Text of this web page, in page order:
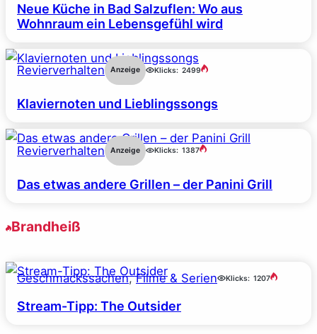
Neue Küche in Bad Salzuflen: Wo aus
Wohnraum ein Lebensgefühl wird
Revierverhalten Anzeige Klicks: 2499
Klaviernoten und Lieblingssongs
Revierverhalten Anzeige Klicks: 1387
Das etwas andere Grillen – der Panini Grill
Brandheiß
Geschmackssachen, Filme & Serien Klicks: 1207
Stream-Tipp: The Outsider